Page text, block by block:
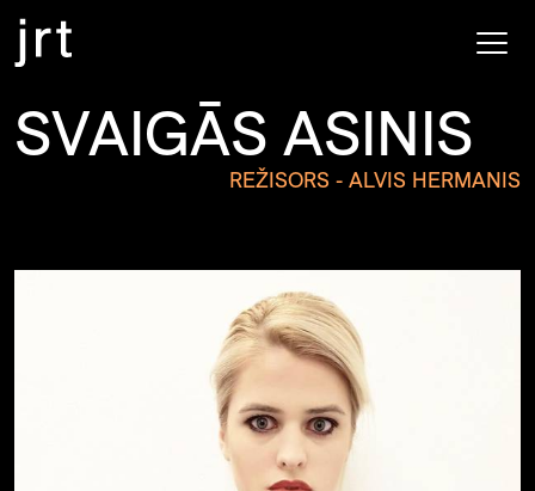
SVAIGĀS ASINIS
REŽISORS - ALVIS HERMANIS